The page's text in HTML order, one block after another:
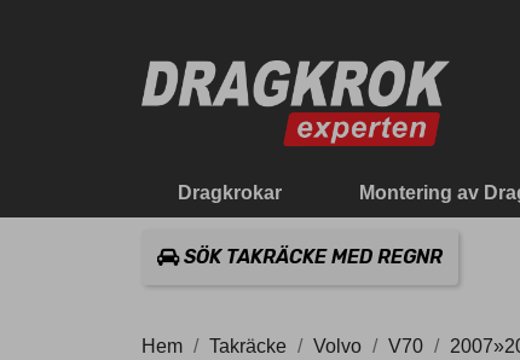
Dragkrokar Montering av
SÖK TAKRÄCKE MED REGNR
Hem Takräcke Volvo V70